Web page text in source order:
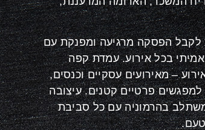
לקבל הפסקה מרגיעה ומפנקת עם
בכל אירוע.עמדת קפה
– מאירועים עסקיים וכנסים,
פרטיים קטנים. עיצובה
בהרמוניה עם כל סביבת
.